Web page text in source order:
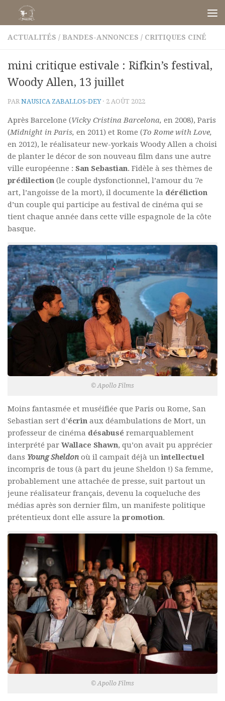
Skip to content
ACTUALITÉS / BANDES-ANNONCES / CRITIQUES CINÉ
mini critique estivale : Rifkin’s festival,
Woody Allen, 13 juillet
PAR NAUSICA ZABALLOS-DEY · 2 AOÛT 2022
Après Barcelone (Vicky Cristina Barcelona, en 2008), Paris
(Midnight in Paris, en 2011) et Rome (To Rome with Love,
en 2012), le réalisateur new-yorkais Woody Allen a choisi
de planter le décor de son nouveau film dans une autre
ville européenne : San Sebastian. Fidèle à ses thèmes de
prédilection (le couple dysfonctionnel, l’amour du 7e
art, l’angoisse de la mort), il documente la déréliction
d’un couple qui participe au festival de cinéma qui se
tient chaque année dans cette ville espagnole de la côte
basque.
© Apollo Films
Moins fantasmée et muséifiée que Paris ou Rome, San
Sebastian sert d’écrin aux déambulations de Mort, un
professeur de cinéma désabusé remarquablement
interprété par Wallace Shawn, qu’on avait pu apprécier
dans Young Sheldon où il campait déjà unintellectuel
incompris de tous (à part du jeune Sheldon !) Sa femme,
probablement une attachée de presse, suit partout un
jeune réalisateur français, devenu la coqueluche des
médias après son dernier film, un manifeste politique
prétentieux dont elle assure la promotion.
© Apollo Films